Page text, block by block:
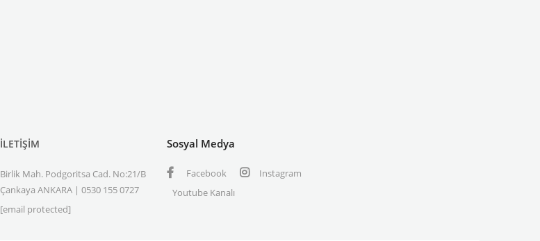
İLETİŞİM
Birlik Mah. Podgoritsa Cad. No:21/B
Çankaya ANKARA | 0530 155 0727
[email protected]
Sosyal Medya
Facebook
Instagram
Youtube Kanalı